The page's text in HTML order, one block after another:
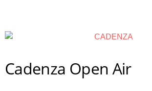
Cadenza Open Air